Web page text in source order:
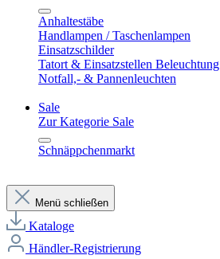
Anhaltestäbe
Handlampen / Taschenlampen
Einsatzschilder
Tatort & Einsatzstellen Beleuchtung
Notfall,- & Pannenleuchten
Sale
Zur Kategorie Sale
Schnäppchenmarkt
Menü schließen
Kataloge
Händler-Registrierung